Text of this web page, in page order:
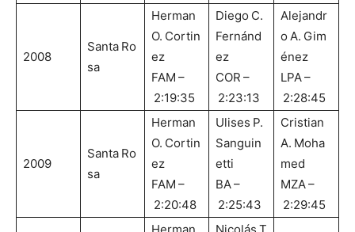
2008
Santa Ro
sa
Herman
O. Cortin
ez
FAM –
2:19:35
Diego C.
Fernánd
ez
COR –
2:23:13
Alejandr
o A. Gim
énez
LPA –
2:28:45
2009
Santa Ro
sa
Herman
O. Cortin
ez
FAM –
2:20:48
Ulises P.
Sanguin
etti
BA –
2:25:43
Cristian
A. Moha
med
MZA –
2:29:45